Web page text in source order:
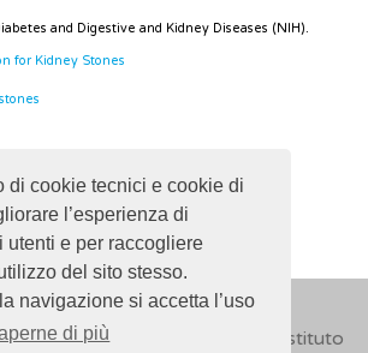
di cookie tecnici e cookie di
l’esperienza di
utenti e per raccogliere
del sito stesso.
navigazione si accetta l’uso
di più
and Digestive and Kidney Diseases (NIH).
for Kidney Stones
2018
- Sito sviluppato e gestito dall’Istituto